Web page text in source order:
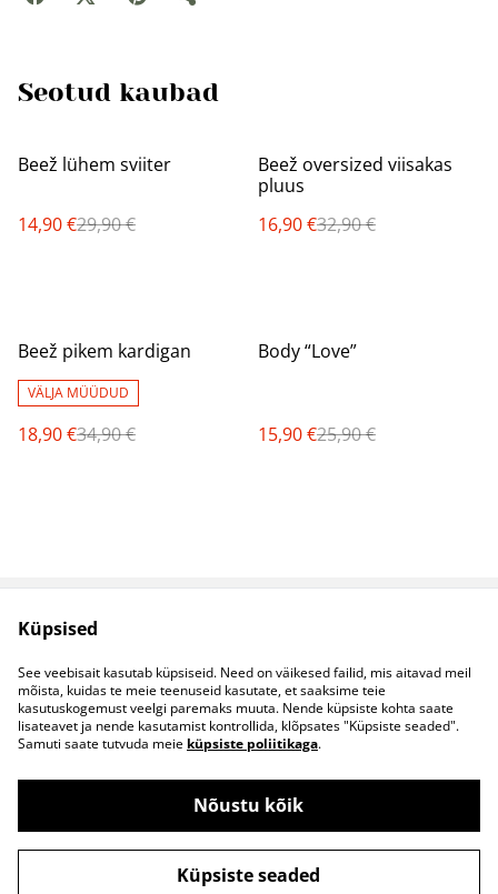
Seotud kaubad
%
Beež lühem sviiter
14,90 €29,90 €
%
Beež oversized viisakas
pluus
16,90 €32,90 €
%
Beež pikem kardigan
VÄLJA MÜÜDUD
18,90 €34,90 €
%
Body “Love”
15,90 €25,90 €
Müügitingimused
Küpsised
Kontaktid
B2B koostöö
©2026S&S Riided
powered by
Küpsised
See veebisait kasutab küpsiseid. Need on väikesed failid, mis aitavad meil
mõista, kuidas te meie teenuseid kasutate, et saaksime teie
kasutuskogemust veelgi paremaks muuta. Nende küpsiste kohta saate
lisateavet ja nende kasutamist kontrollida, klõpsates "Küpsiste seaded".
Samuti saate tutvuda meie küpsiste poliitikaga.
Nõustu kõik
Küpsiste seaded